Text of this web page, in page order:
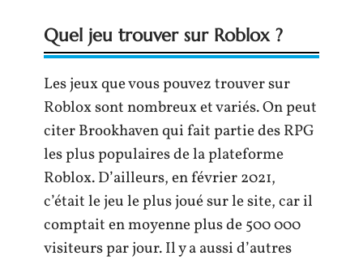
Quel jeu trouver sur Roblox ?
Les jeux que vous pouvez trouver sur
Roblox sont nombreux et variés. On peut
citer Brookhaven qui fait partie des RPG
les plus populaires de la plateforme
Roblox. D’ailleurs, en février 2021,
c’était le jeu le plus joué sur le site, car il
comptait en moyenne plus de 500 000
visiteurs par jour. Il y a aussi d’autres